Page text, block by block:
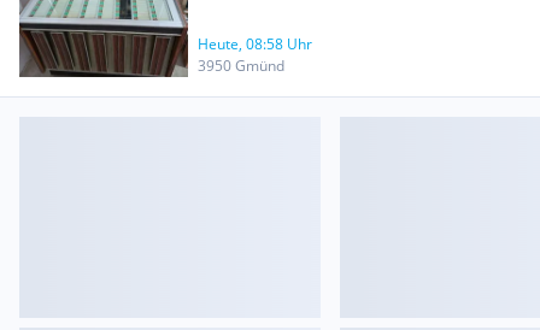
Heute, 08:58 Uhr
3950 Gmünd